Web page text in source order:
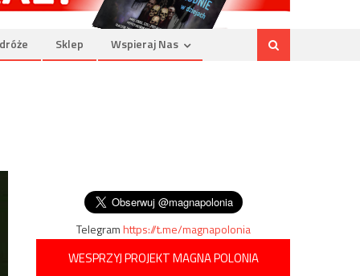
Sklep Wspieraj Nas
Telegramhttps://t.me/magnapolonia
WESPRZYJ PROJEKT MAGNA POLONIA